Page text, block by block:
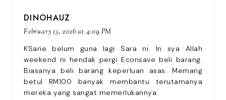
DINOHAUZ
February 13, 2026 at 4:09 PM
KSarie belum guna lagi Sara ni. In sya Allah
weekend ni hendak pergi Econsave beli barang.
Biasanya beli barang keperluan asas. Memang
betul RM100 banyak membantu terutamanya
mereka yang sangat memerlukannya.